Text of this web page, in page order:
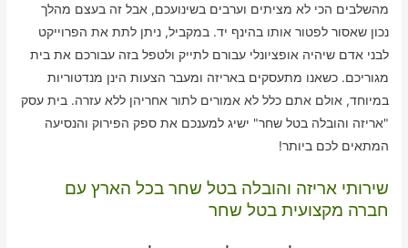
מהשלבים הכי לא מציתים וערבים בשינועכם, אבל זה בעצם מהלך
נכון שאסור לפטור אותו בהינף יד. במקביל, ניתן לתת את הפרוייקט
לבני אדם שיהיה אופציונלי עבורם לתייק ולטפל בזה עבורכם את בית
מגוריכם. כשאנו מתעסקים באריזה ומעבר הצעות הינן מנדטוריות
במיוחד, אולם אתם כלל לא אמורים לתור אחריהן ללא עזרה. בית עסק
"אריזה והובלה בטל שחר" ישיג למענכם את ספק הפירוק והנסיעה
המתאים לכם ביותר!
שירותי אריזה והובלה בטל שחר בכל הארץ עם
חברה מקצועית בטל שחר